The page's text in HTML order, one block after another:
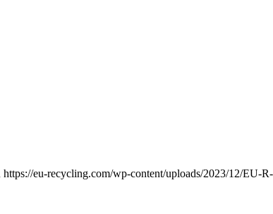
https://eu-recycling.com/wp-content/uploads/2023/12/EU-